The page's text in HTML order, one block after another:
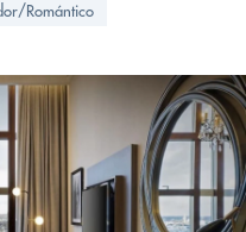
Romántico